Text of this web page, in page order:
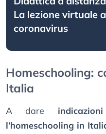
La lezione virtuale
coronavirus
Homeschooling:
Italia
A dare
l’homeschooling in